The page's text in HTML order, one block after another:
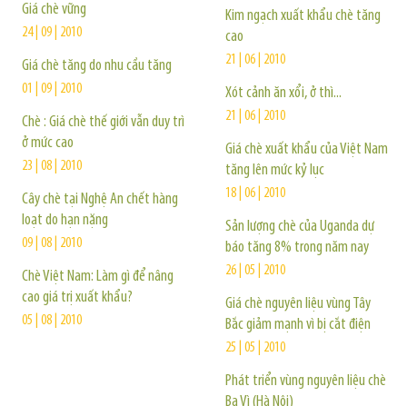
Giá chè vững
24 | 09 | 2010
Giá chè tăng do nhu cầu tăng
01 | 09 | 2010
Chè : Giá chè thế giới vẫn duy trì
ở mức cao
23 | 08 | 2010
Cây chè tại Nghệ An chết hàng
loạt do hạn nặng
09 | 08 | 2010
Chè Việt Nam: Làm gì để nâng
cao giá trị xuất khẩu?
05 | 08 | 2010
Kim ngạch xuất khẩu chè tăng
cao
21 | 06 | 2010
Xót cảnh ăn xổi, ở thì...
21 | 06 | 2010
Giá chè xuất khẩu của Việt Nam
tăng lên mức kỷ lục
18 | 06 | 2010
Sản lượng chè của Uganda dự
báo tăng 8% trong năm nay
26 | 05 | 2010
Giá chè nguyên liệu vùng Tây
Bắc giảm mạnh vì bị cắt điện
25 | 05 | 2010
Phát triển vùng nguyên liệu chè
Ba Vì (Hà Nội)